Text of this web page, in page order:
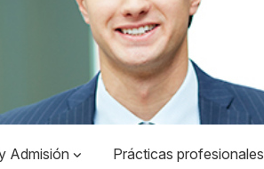
Admisión Prácticas profesionales